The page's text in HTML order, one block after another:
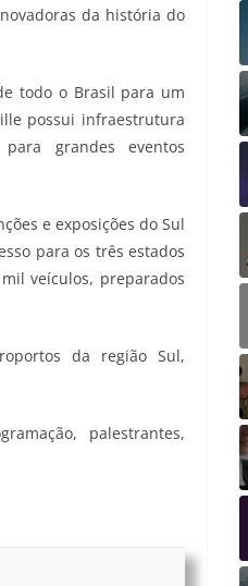
da história do
todo o Brasil para um
possui infraestrutura
grandes eventos
e exposições do Sul
para os três estados
veículos, preparados
da região Sul,
palestrantes,